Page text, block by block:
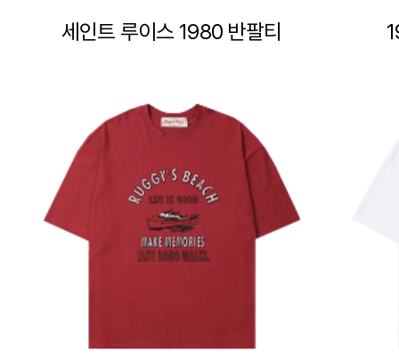
세인트 루이스 1980 반팔티